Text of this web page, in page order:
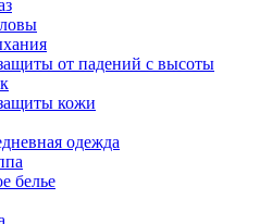
от падений с высоты
кожи
одежда
белье